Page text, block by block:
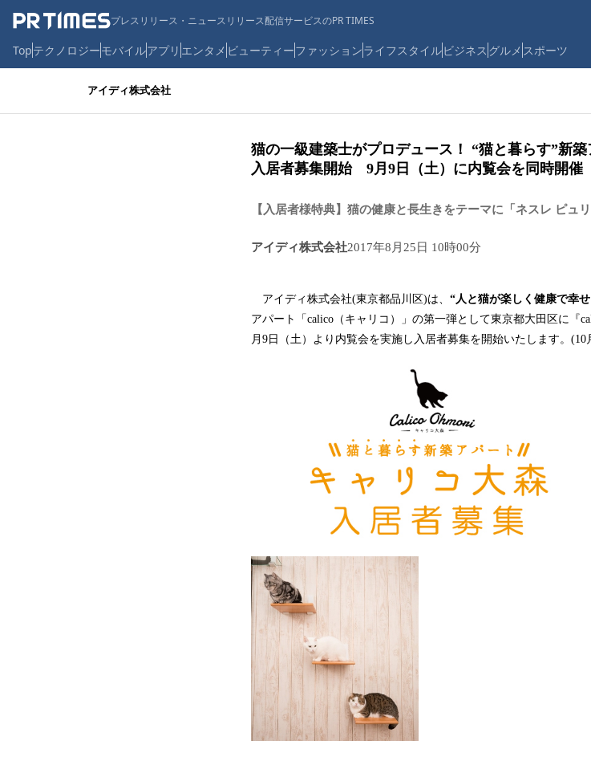
プレスリリース・ニュースリリース配信サービスのPR TIMES
Topテクノロジーモバイルアプリ エンタメ ビューティーファッションライフスタイルビジネス グルメ スポーツ
アイディ株式会社
猫の一級建築士がプロデュース！ “猫と暮らす”新築
入居者募集開始 9月9日（土）に内覧会を同時開催
【入居者様特典】猫の健康と長生きをテーマに「ネスレ ピュ
アイディ株式会社2017年8月25日 10時00分
アイディ株式会社(東京都品川区)は、 “人と猫が楽しく健康で幸
アパート「calico（キャリコ）」の第一弾として東京都大田区に『
月9日（土）より内覧会を実施し入居者募集を開始いたします。(10